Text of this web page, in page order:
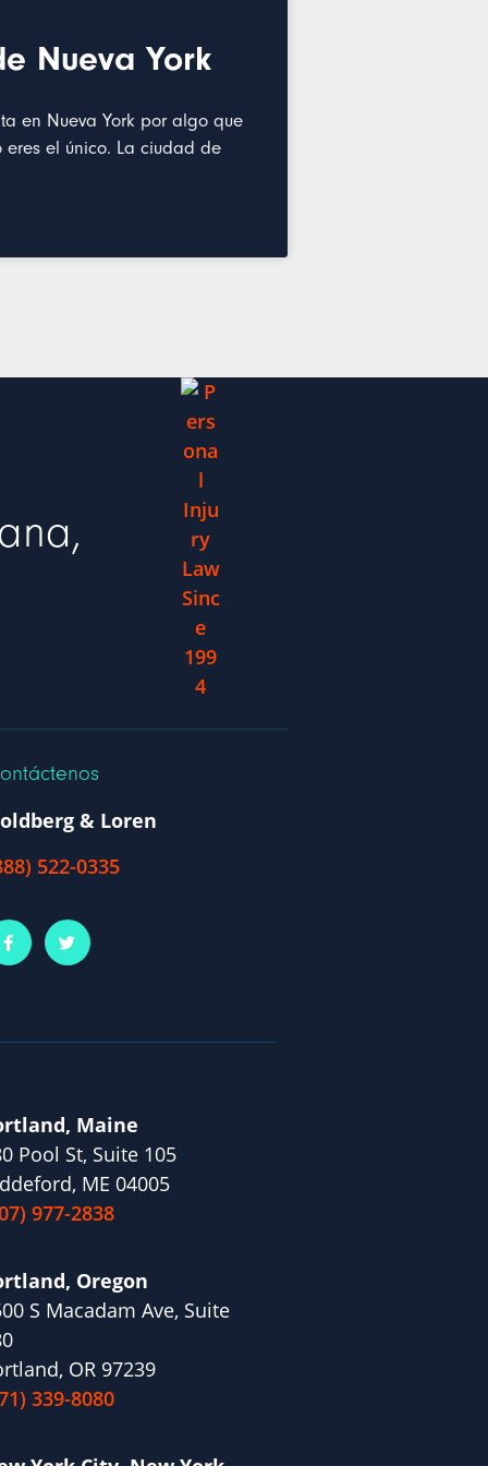
Nueva York
en Nueva York por algo que
el único. La ciudad de
& Loren
522-0335
Maine
Pool St, Suite 105
ME 04005
977-2838
Oregon
S Macadam Ave, Suite
OR 97239
339-8080